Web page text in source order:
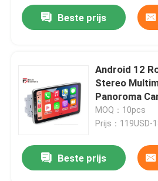
Thuis
Over ons
Kwaliteitscontrole
Beste prijs
Android 12
Stereo
Panoroma
MOQ：10pcs
Prijs：119USD-
Beste prijs